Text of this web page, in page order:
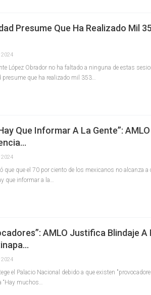
Presume Que Ha Realizado Mil
López Obrador no ha faltado a ninguna de estas
que ha realizado mil 353…
Que Informar A La Gente”:
que que el 70 por ciento de los mexicanos no alcanza
que informar a la…
AMLO Justifica Blindaje
el Palacio Nacional debido a que existen
muchos…